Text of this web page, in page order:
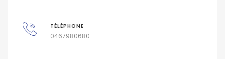
TÉLÉPHONE
0467980680